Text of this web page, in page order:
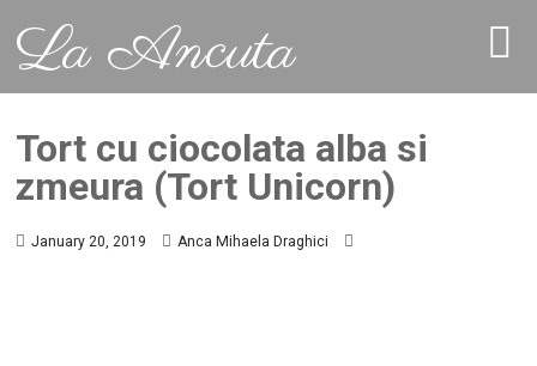
La Ancuta
Tort cu ciocolata alba si
zmeura (Tort Unicorn)
January 20, 2019 Anca Mihaela Draghici